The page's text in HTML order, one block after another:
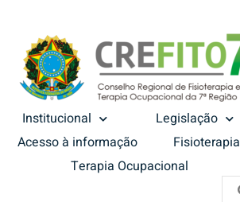
Institucional
Legislação
Acesso à informação
Fisioterapia
Terapia Ocupacional